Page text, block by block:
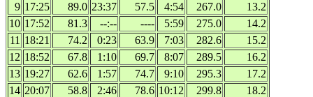
9 17:25 89.0 23:37 57.5 4:54 267.0
13.2
10 17:52 81.3 --:-- ---- 5:59 275.0
14.2
11 18:21 74.2 0:23 63.9 7:03 282.6
15.2
12 18:52 67.8 1:10 69.7 8:07 289.5
16.2
13 19:27 62.6 1:57 74.7 9:10 295.3
17.2
14 20:07 58.8 2:46 78.6 10:12 299.8
18.2